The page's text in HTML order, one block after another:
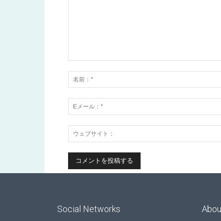
Social Networks